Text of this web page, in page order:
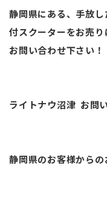
静岡県にある、手放
付スクーターをお売
お問い合わせ下さい！
ライトナウ沼津 お問
静岡県のお客様から